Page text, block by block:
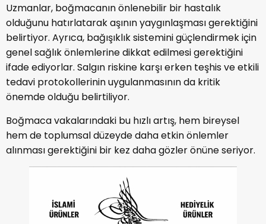
Uzmanlar, boğmacanın önlenebilir bir hastalık
olduğunu hatırlatarak aşının yaygınlaşması gerektiğini
belirtiyor. Ayrıca, bağışıklık sistemini güçlendirmek için
genel sağlık önlemlerine dikkat edilmesi gerektiğini
ifade ediyorlar. Salgın riskine karşı erken teşhis ve etkili
tedavi protokollerinin uygulanmasının da kritik
önemde olduğu belirtiliyor.
Boğmaca vakalarındaki bu hızlı artış, hem bireysel
hem de toplumsal düzeyde daha etkin önlemler
alınması gerektiğini bir kez daha gözler önüne seriyor.